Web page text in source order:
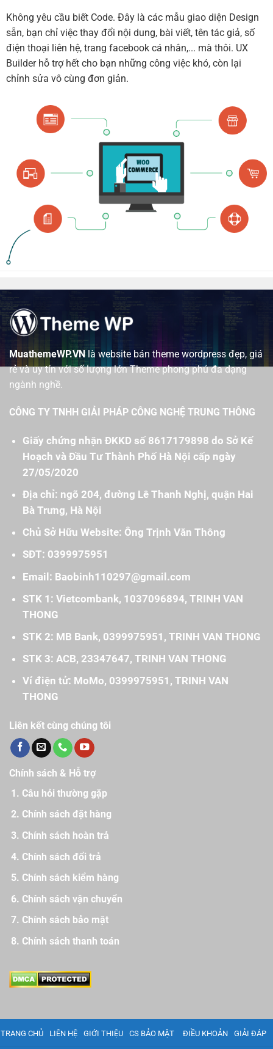
Không yêu cầu biết Code. Đây là các mẫu giao diện Design
sẵn, bạn chỉ việc thay đổi nội dung, bài viết, tên tác giả, số
điện thoại liên hệ, trang facebook cá nhân,... mà thôi. UX
Builder hỗ trợ hết cho bạn những công việc khó, còn lại
chỉnh sửa vô cùng đơn giản.
MuathemeWP.VNlà website bán theme wordpress đẹp, giá
rẻ và uy tín với số lượng lớn Theme phong phú đa dạng
ngành nghề.
CÔNG TY TNHH GIẢI PHÁP CÔNG NGHỆ TRUNG THÔNG
Giấy chứng nhận ĐKKD số 8617179898 do Sở Kế
Hoạch và Đầu Tư Thành Phố Hà Nội cấp ngày
27/05/2020
Địa chỉ: ngõ 204, đường Lê Thanh Nghị, quận Hai
Bà Trưng, Hà Nội
Chủ Sở Hữu Website: Ông Trịnh Văn Thông
SĐT: 0399975951
Email: Baobinh110297@gmail.com
STK 1: Vietcombank, 1037096894, TRINH VAN
THONG
STK 2: MB Bank, 0399975951, TRINH VAN THONG
STK 3: ACB, 23347647, TRINH VAN THONG
Ví điện tử: MoMo, 0399975951, TRINH VAN
THONG
Liên kết cùng chúng tôi
Chính sách & Hỗ trợ
Câu hỏi thường gặp
Chính sách đặt hàng
Chính sách hoàn trả
Chính sách đổi trả
Chính sách kiểm hàng
Chính sách vận chuyển
Chính sách bảo mật
Chính sách thanh toán
TRANG CHỦ LIÊN HỆ GIỚI THIỆU CS BẢO MẬT ĐIỀU KHOẢN GIẢI ĐÁP